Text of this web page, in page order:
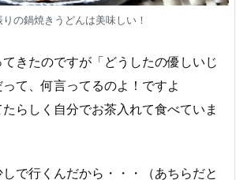
りの鍋焼きうどんは美味しい！
きたのですが「どうしたの優しいじ
て、何言ってるのよ！ですよ
らしく自分でお茶入れて食べていま
で行くんだから・・・（あちらだと